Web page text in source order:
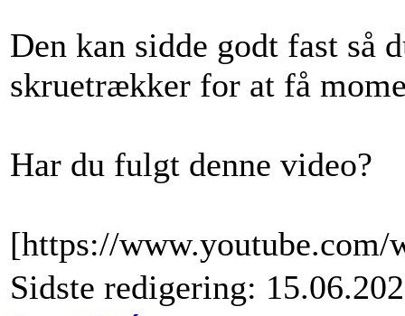
Den kan sidde godt fast så
skruetrækker for at få
Har du fulgt denne video?
[https://www.youtube.com/
Sidste redigering: